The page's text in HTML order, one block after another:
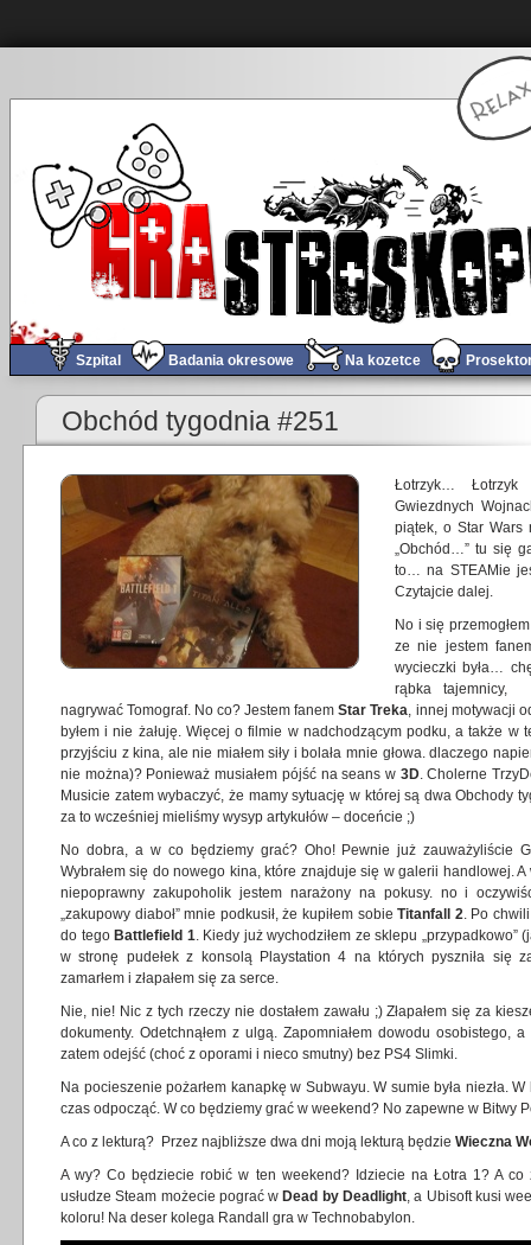
Szpital Badania okresowe Na kozetce
Obchód tygodnia #250
Obchód tygodnia #251
Łotrzyk…
Gwiezdnych
piątek, o Star Wars
„Obchód…” tu się
to… na STEAMie
Czytajcie dalej.
No i się
ze nie jestem
wycieczki była…
rąbka tajemnicy,
nagrywać Tomograf. No co? Jestem fanemStar Treka, innej motywacji
byłem i nie żałuję. Więcej o filmie w nadchodzącym podku, a także w
przyjściu z kina, ale nie miałem siły i bolała mnie głowa. dlaczego
nie można)? Ponieważ musiałem pójść na seans w 3D. Cholerne
Musicie zatem wybaczyć, że mamy sytuację w której są dwa Obchody
za to wcześniej mieliśmy wysyp artykułów – doceńcie ;)
No dobra, a w co będziemy grać? Oho! Pewnie już zauważyliście
Wybrałem się do nowego kina, które znajduje się w galerii handlowej.
niepoprawny zakupoholik jestem narażony na pokusy. no i
„zakupowy diaboł” mnie podkusił, że kupiłem sobieTitanfall 2. Po
do tego Battlefield 1. Kiedy już wychodziłem ze sklepu „przypadkowo”
w stronę pudełek z konsolą Playstation 4 na których pyszniła się
zamarłem i złapałem się za serce.
Nie, nie! Nic z tych rzeczy nie dostałem zawału ;) Złapałem się za
dokumenty. Odetchnąłem z ulgą. Zapomniałem dowodu osobistego,
zatem odejść (choć z oporami i nieco smutny) bez PS4 Slimki.
Na pocieszenie pożarłem kanapkę w Subwayu. W sumie była niezła.
czas odpocząć. W co będziemy grać w weekend? No zapewne w Bitwy
A co z lekturą? Przez najbliższe dwa dni moją lekturą będzie Wieczna
A wy? Co będziecie robić w ten weekend? Idziecie na Łotra 1? A
usłudze Steam możecie pograć w Dead by Deadlight, a Ubisoft kusi
koloru! Na deser kolega Randall gra w Technobabylon.